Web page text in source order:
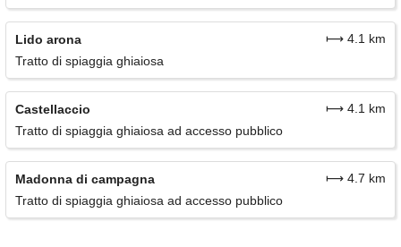
Lido arona
⟼ 4.1 km
Tratto di spiaggia ghiaiosa
Castellaccio
⟼ 4.1 km
Tratto di spiaggia ghiaiosa ad accesso pubblico
Madonna di campagna
⟼ 4.7 km
Tratto di spiaggia ghiaiosa ad accesso pubblico